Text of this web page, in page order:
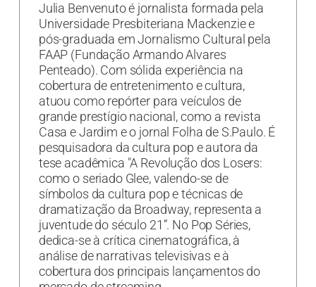
Julia Benvenuto é jornalista formada pela
Universidade Presbiteriana Mackenzie e
pós-graduada em Jornalismo Cultural pela
FAAP (Fundação Armando Alvares
Penteado). Com sólida experiência na
cobertura de entretenimento e cultura,
atuou como repórter para veículos de
grande prestígio nacional, como a revista
Casa e Jardim e o jornal Folha de S.Paulo. É
pesquisadora da cultura pop e autora da
tese acadêmica "A Revolução dos Losers:
como o seriado Glee, valendo-se de
símbolos da cultura pop e técnicas de
dramatização da Broadway, representa a
juventude do século 21”. No Pop Séries,
dedica-se à crítica cinematográfica, à
análise de narrativas televisivas e à
cobertura dos principais lançamentos do